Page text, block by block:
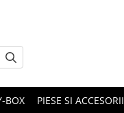
BOX PIESE SI